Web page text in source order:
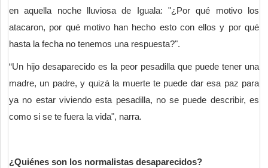
en aquella noche lluviosa de Iguala: "¿Por qué motivo los
atacaron, por qué motivo han hecho esto con ellos y por qué
hasta la fecha no tenemos una respuesta?".
“Un hijo desaparecido es la peor pesadilla que puede tener una
madre, un padre, y quizá la muerte te puede dar esa paz para
ya no estar viviendo esta pesadilla, no se puede describir, es
como si se te fuera la vida", narra.
¿Quiénes son los normalistas desaparecidos?